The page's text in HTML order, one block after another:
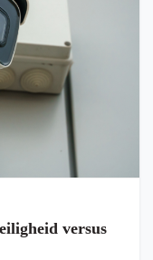
versus